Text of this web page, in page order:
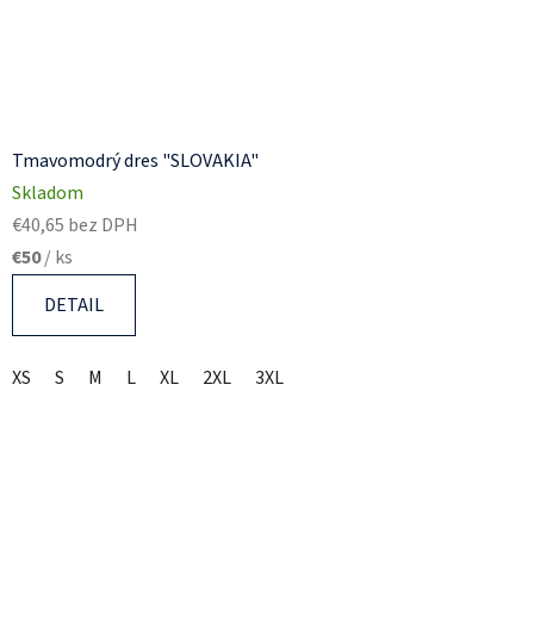
Tmavomodrý dres "SLOVAKIA"
Skladom
€40,65 bez DPH
€50/ ks
DETAIL
XS S M L XL 2XL 3XL